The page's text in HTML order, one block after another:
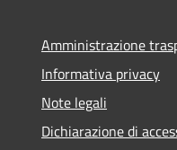
Amministrazione
Informativa privacy
Note legali
Dichiarazione di